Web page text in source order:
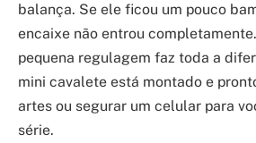
balança. Se ele ficou um pouco
encaixe não entrou
pequena regulagem faz toda a
mini cavalete está montado e
artes ou segurar um celular para
série.